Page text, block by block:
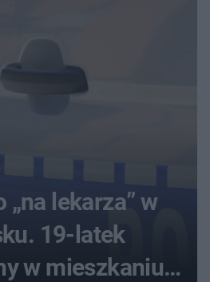
„na lekarza” w
19-latek
w mieszkaniu